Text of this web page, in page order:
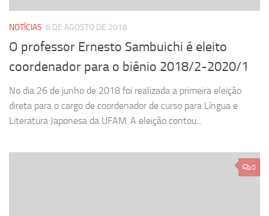
NOTÍCIAS 6 DE AGOSTO DE 2018
O professor Ernesto Sambuichi é eleito
coordenador para o biênio 2018/2-2020/1
No dia 26 de junho de 2018 foi realizada a primeira eleição
direta para o cargo de coordenador de curso para Língua e
Literatura Japonesa da UFAM. A eleição contou...
0